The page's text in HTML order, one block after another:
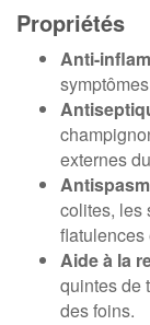
Propriétés
Anti-
externes
colites, les
flatulences
Aide à la
quintes de
des foins.